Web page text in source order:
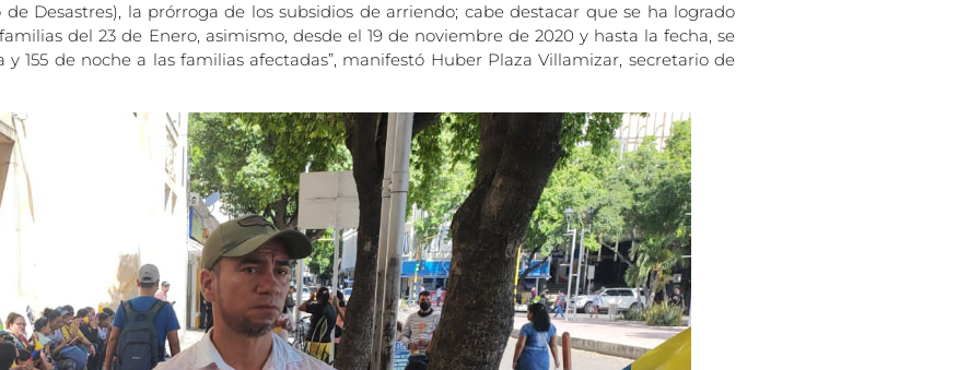
Desastres), la prórroga de los subsidios de arriendo; cabe destacar que se ha logrado
del 23 de Enero, asimismo, desde el 19 de noviembre de 2020 y hasta la fecha, se
155 de noche a las familias afectadas”, manifestó Huber Plaza Villamizar, secretario de